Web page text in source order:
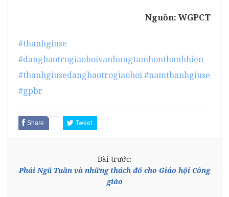
Nguồn:WGPCT
#thanhgiuse
#dangbaotrogiaohoivanhungtamhonthanhhien
#thanhgiusedangbaotrogiaohoi#namthanhgiuse
#gpbr
Share Tweet
Bài trước:
Phái Ngũ Tuần và những thách đố cho Giáo hội Công
giáo